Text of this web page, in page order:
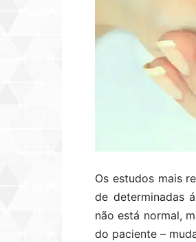
Os estudos mais
de determinadas
não está normal,
do paciente –